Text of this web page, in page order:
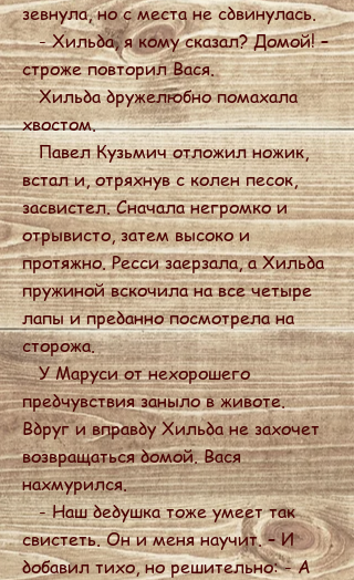
зевнула, но с места не сдвинулась.
- Хильда, я кому сказал? Домой! –
строже повторил Вася.
Хильда дружелюбно помахала
хвостом.
Павел Кузьмич отложил ножик,
встал и, отряхнув с колен песок,
засвистел. Сначала негромко и
отрывисто, затем высоко и
протяжно. Ресси заерзала, а Хильда
пружиной вскочила на все четыре
лапы и преданно посмотрела на
сторожа.
У Маруси от нехорошего
предчувствия заныло в животе.
Вдруг и вправду Хильда не захочет
возвращаться домой. Вася
нахмурился.
- Наш дедушка тоже умеет так
свистеть. Он и меня научит. – И
добавил тихо, но решительно: - А